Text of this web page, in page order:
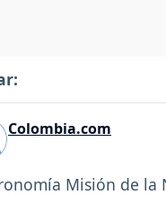
Colombia.com
Misión de la